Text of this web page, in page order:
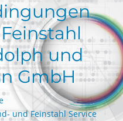
und
GmbH
und Feinstahl Service